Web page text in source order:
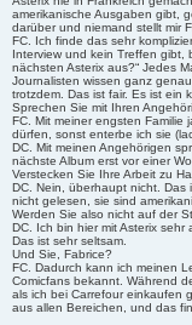
amerikanische Ausgaben gibt,
darüber und niemand stellt mir
FC. Ich finde das sehr
Interview und kein Treffen gibt,
nächsten Asterix aus?“ Jedes
Journalisten wissen ganz
trotzdem. Das ist fair. Es ist ein
Sprechen Sie mit Ihren
FC. Mit meiner engsten
dürfen, sonst enterbe ich sie
DC. Mit meinen Angehörigen
nächste Album erst vor einer
Verstecken Sie Ihre Arbeit zu
DC. Nein, überhaupt nicht. Das
nicht gelesen, sie sind
Werden Sie also nicht auf der
DC. Ich bin hier mit Asterix sehr
Das ist sehr seltsam.
Und Sie, Fabrice?
FC. Dadurch kann ich meinen
Comicfans bekannt. Während
als ich bei Carrefour einkaufen
aus allen Bereichen, und das